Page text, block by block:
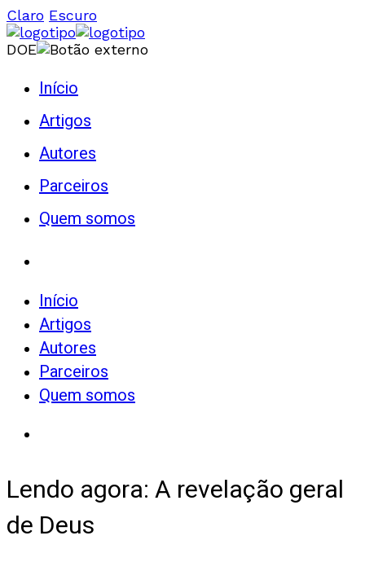
Claro Escuro
DOE
Início
Artigos
Autores
Parceiros
Quem somos
Início
Artigos
Autores
Parceiros
Quem somos
Lendo agora: A revelação geral
de Deus